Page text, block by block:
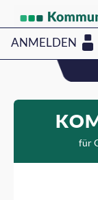
ANMELDEN
für